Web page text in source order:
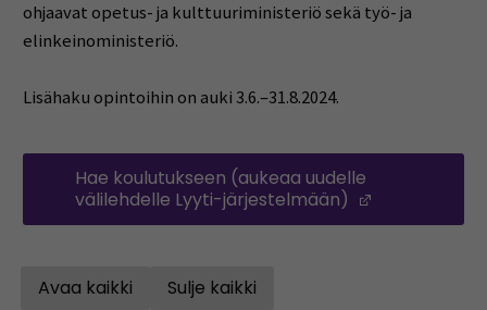
ohjaavat opetus- ja kulttuuriministeriö sekä työ- ja
elinkeinoministeriö.
Lisähaku opintoihin on auki 3.6.–31.8.2024.
Hae koulutukseen (aukeaa uudelle
välilehdelle Lyyti-järjestelmään)
Avaa kaikki Sulje kaikki